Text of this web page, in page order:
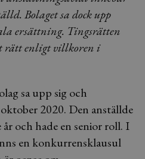
Bolaget sa dock upp
ersättning. Tingsrätten
rätt enligt villkoren i
sa upp sig och
2020. Den anställde
och hade en senior roll. I
en konkurrensklausul